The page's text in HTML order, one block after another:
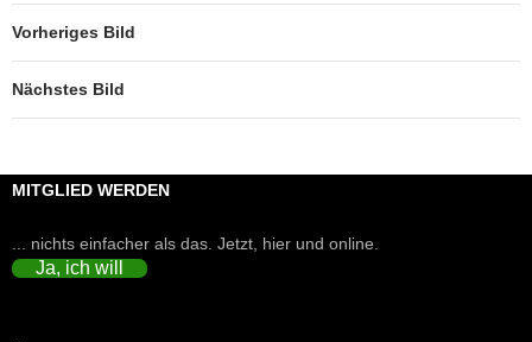
Vorheriges Bild
Nächstes Bild
MITGLIED WERDEN
... nichts einfacher als das. Jetzt, hier und online.
Ja, ich will